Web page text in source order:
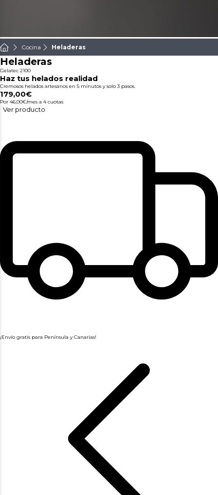
Cocina Heladeras
Heladeras
Gelatec 2100
Haz tus helados realidad
Cremosos helados artesanos en 5 minutos y solo 3 pasos.
179,00€
Por 46,00€/mes a 4 cuotas
Ver producto
¡Envío gratis para Península y Canarias!